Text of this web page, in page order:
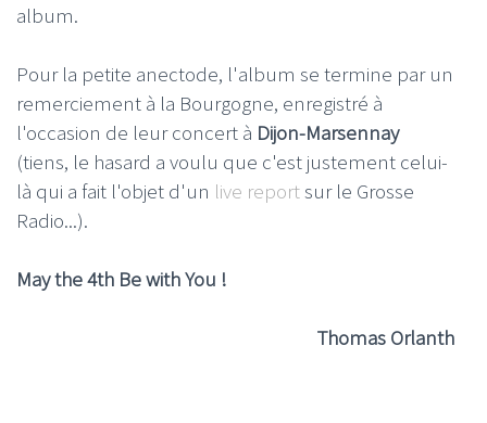
album.
Pour la petite anectode, l'album se termine par un
remerciement à la Bourgogne, enregistré à
l'occasion de leur concert à Dijon-Marsennay
(tiens, le hasard a voulu que c'est justement celui-
là qui a fait l'objet d'un live reportsur le Grosse
Radio...).
May the 4th Be with You !
Thomas Orlanth